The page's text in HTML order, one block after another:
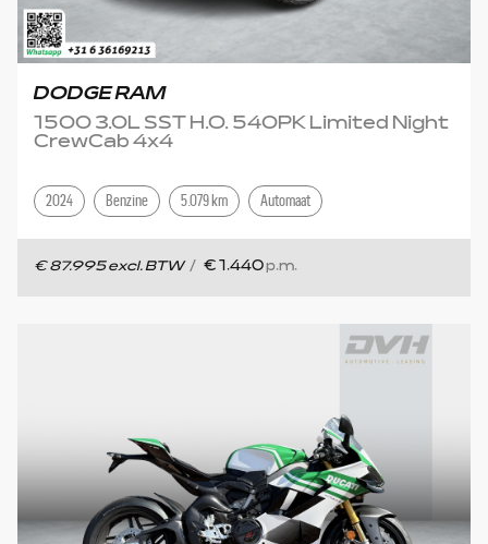
DODGE RAM
1500 3.0L SST H.O. 540PK Limited Night
CrewCab 4x4
2024 Benzine 5.079 km Automaat
€ 87.995 excl. BTW / € 1.440p.m.